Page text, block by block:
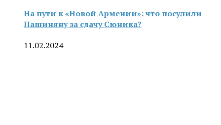
На пути к «Новой Армении»: что посулили
Пашиняну за сдачу Сюника?
11.02.2024